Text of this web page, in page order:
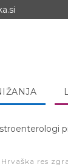
Hrvaška res